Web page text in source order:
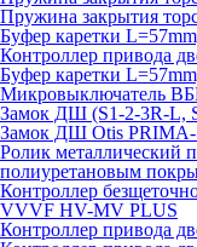
Пружина закрытия
Буфер каретки
Контроллер привода
Буфер каретки
Микровыключатель
Замок ДШ (S1-2-3R-L,
Замок ДШ Otis PRIMA-
Ролик металлический
полиуретановым
Контроллер
VVVF HV-MV PLUS
Контроллер привода